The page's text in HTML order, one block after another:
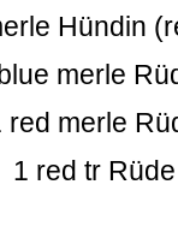
Hündin
merle
red merle
1 red tr Rüde